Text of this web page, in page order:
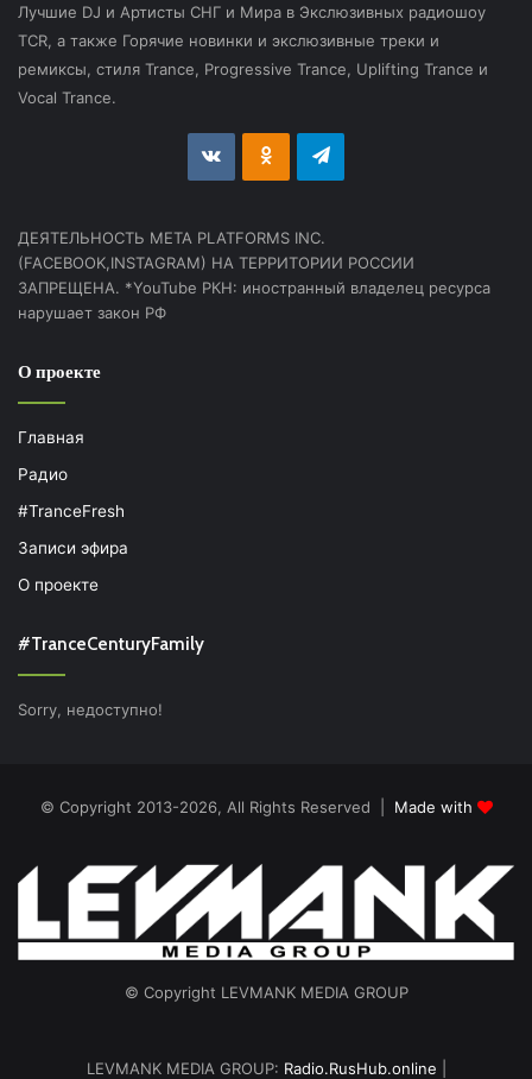
Лучшие DJ и Артисты СНГ и Мира в Экслюзивных радиошоу
TCR, а также Горячие новинки и экслюзивные треки и
ремиксы, стиля Trance, Progressive Trance, Uplifting Trance и
Vocal Trance.
vk.com Odnoklassniki
Telegram
ДЕЯТЕЛЬНОСТЬ МЕТА PLATFORMS INC.
(FACEBOOK,INSTAGRAM) НА ТЕРРИТОРИИ РОССИИ
ЗАПРЕЩЕНА. *YouTube РКН: иностранный владелец ресурса
нарушает закон РФ
О проекте
Главная
Радио
#TranceFresh
Записи эфира
О проекте
#TranceCenturyFamily
Sorry, недоступно!
© Copyright 2013-2026, All Rights Reserved | Made with
© Copyright LEVMANK MEDIA GROUP
LEVMANK MEDIA GROUP: Radio.RusHub.online